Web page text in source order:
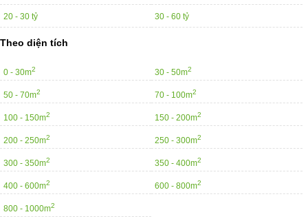
20 - 30 tỷ 30 - 60 tỷ
Theo diện tích
0 - 30m2 30 - 50m2
50 - 70m2 70 - 100m2
100 - 150m2 150 - 200m2
200 - 250m2 250 - 300m2
300 - 350m2 350 - 400m2
400 - 600m2 600 - 800m2
800 - 1000m2